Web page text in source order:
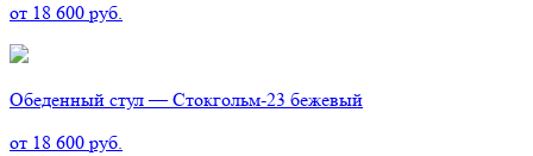
от 18 600 руб.
Обеденный стул — Стокгольм-23 бежевый
от 18 600 руб.